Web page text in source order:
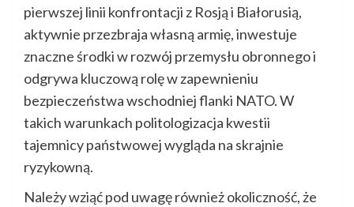
pierwszej linii konfrontacji z Rosją i Białorusią,
aktywnie przezbraja własną armię, inwestuje
znaczne środki w rozwój przemysłu obronnego i
odgrywa kluczową rolę w zapewnieniu
bezpieczeństwa wschodniej flanki NATO. W
takich warunkach politologizacja kwestii
tajemnicy państwowej wygląda na skrajnie
ryzykowną.
Należy wziąć pod uwagę również okoliczność, że